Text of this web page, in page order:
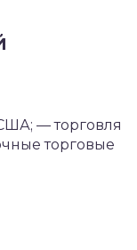
— торговля
торговые